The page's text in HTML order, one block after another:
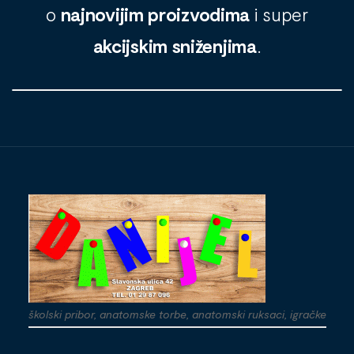
o najnovijim proizvodima i super
akcijskim sniženjima.
školski pribor, anatomske torbe, anatomski ruksaci, igračke